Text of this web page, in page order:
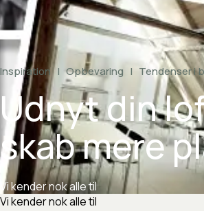
Inspiration | Opbevaring | Tendenseri
Udnytdin
skabmere
Vikendernokalletil
Vi kender nok alle til